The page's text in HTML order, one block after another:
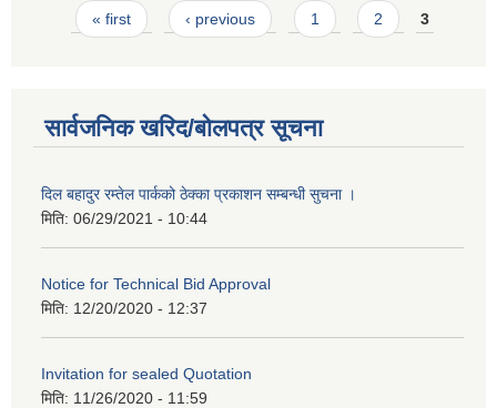
Pages
« first ‹ previous 1 2 3
सार्वजनिक खरिद/बोलपत्र सूचना
दिल बहादुर रम्तेल पार्कको ठेक्का प्रकाशन सम्बन्धी सुचना ।
मिति: 06/29/2021 - 10:44
Notice for Technical Bid Approval
मिति: 12/20/2020 - 12:37
Invitation for sealed Quotation
मिति: 11/26/2020 - 11:59